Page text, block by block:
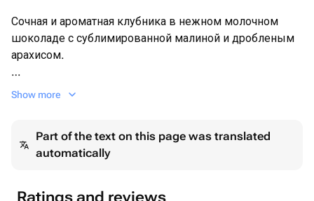
Сочная и ароматная клубника в нежном молочном
шоколаде с сублимированной малиной и дробленым
арахисом.
Набор клубники украшен надписью из бельгийского
Набор клубники 12-16 шт в зависимости от размера
ягоды 🍓
Каждый набор мы упаковываем в белую эстетичную
Show more
Part of the text on this page was translated
automatically
Ratings and reviews